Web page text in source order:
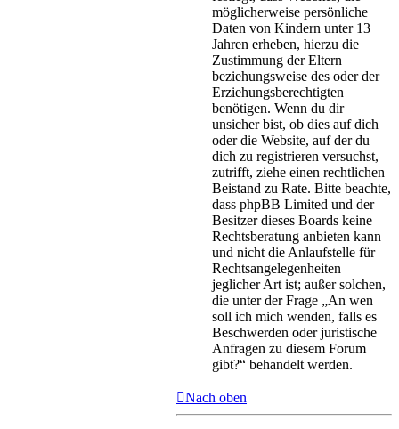
möglicherweise persönliche
Daten von Kindern unter 13
Jahren erheben, hierzu die
Zustimmung der Eltern
beziehungsweise des oder der
Erziehungsberechtigten
benötigen. Wenn du dir
unsicher bist, ob dies auf dich
oder die Website, auf der du
dich zu registrieren versuchst,
zutrifft, ziehe einen rechtlichen
Beistand zu Rate. Bitte beachte,
dass phpBB Limited und der
Besitzer dieses Boards keine
Rechtsberatung anbieten kann
und nicht die Anlaufstelle für
Rechtsangelegenheiten
jeglicher Art ist; außer solchen,
die unter der Frage „An wen
soll ich mich wenden, falls es
Beschwerden oder juristische
Anfragen zu diesem Forum
gibt?“ behandelt werden.
Nach oben